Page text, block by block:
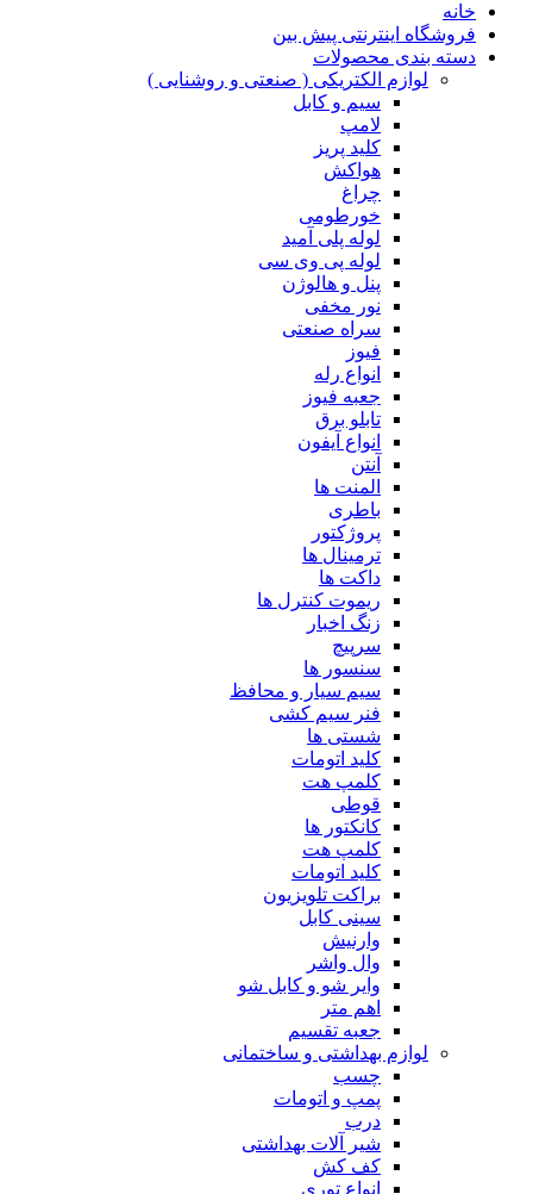
خانه
فروشگاه اینترنتی پیش بین
دسته بندی محصولات
لوازم الکتریکی ( صنعتی و روشنایی )
سیم و کابل
لامپ
کلید پریز
هواکش
چراغ
خورطومی
لوله پلی آمید
لوله پی وی سی
پنل و هالوژن
نور مخفی
سراه صنعتی
فیوز
انواع رله
جعبه فیوز
تابلو برق
انواع آیفون
آنتن
المنت ها
باطری
پروژکتور
ترمینال ها
داکت ها
ریموت کنترل ها
زنگ اخبار
سرپیچ
سنسور ها
سیم سیار و محافظ
فنر سیم کشی
شستی ها
کلید اتومات
کلمپ هت
قوطی
کانکتور ها
کلمپ هت
کلید اتومات
براکت تلویزیون
سینی کابل
وارنیش
وال واشر
وایر شو و کابل شو
اهم متر
جعبه تقسیم
لوازم بهداشتی و ساختمانی
چسب
پمپ و اتومات
درب
شیر آلات بهداشتی
کف کش
انواع توری